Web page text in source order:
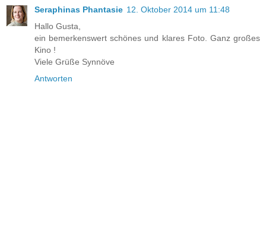
Seraphinas Phantasie 12. Oktober 2014 um 11:48
Hallo Gusta,
ein bemerkenswert schönes und klares Foto. Ganz großes
Kino !
Viele Grüße Synnöve
Antworten